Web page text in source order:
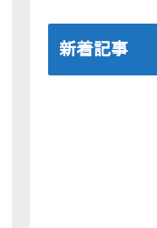
新着記事